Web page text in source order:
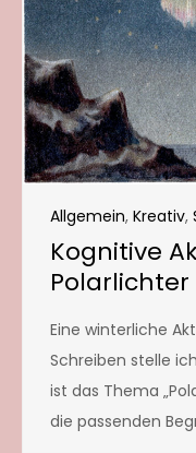
Allgemein, Kreativ,
Kognitive
Polarlichter
Eine winterliche
Schreiben stelle
ist das Thema
die passenden